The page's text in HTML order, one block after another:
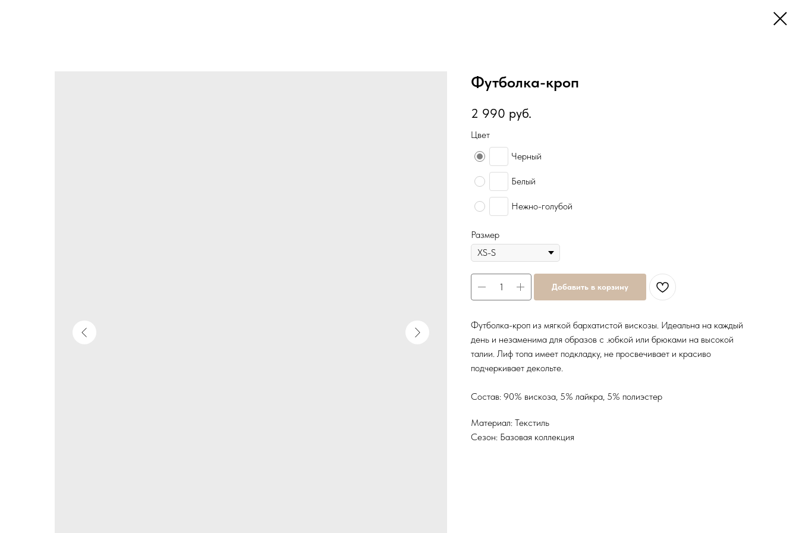
Футболка-кроп
2 990 руб.
Цвет
Черный
Белый
Нежно-голубой
Размер
Добавить в корзину
Футболка-кроп из мягкой бархатистой вискозы. Идеальна на каждый
день и незаменима для образов с .юбкой или брюками на высокой
талии. Лиф топа имеет подкладку, не просвечивает и красиво
подчеркивает декольте.
Состав: 90% вискоза, 5% лайкра, 5% полиэстер
Материал: Текстиль
Сезон: Базовая коллекция